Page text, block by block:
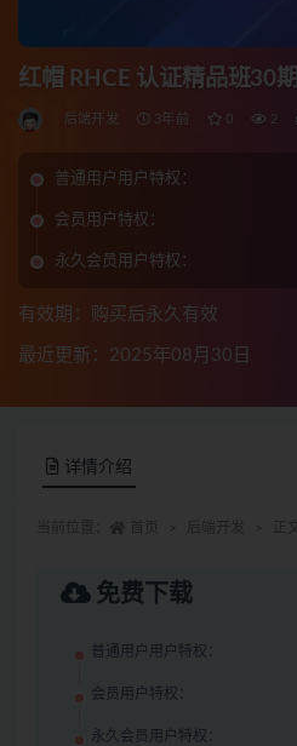
红帽 RHCE 认证精品班30期
后端开发 3年前 0 2
普通用户用户特权：
会员用户特权：
永久会员用户特权：
有效期：购买后永久有效
最近更新：2025年08月30日
详情介绍
免费下载
普通用户用户特权：
会员用户特权：
永久会员用户特权：